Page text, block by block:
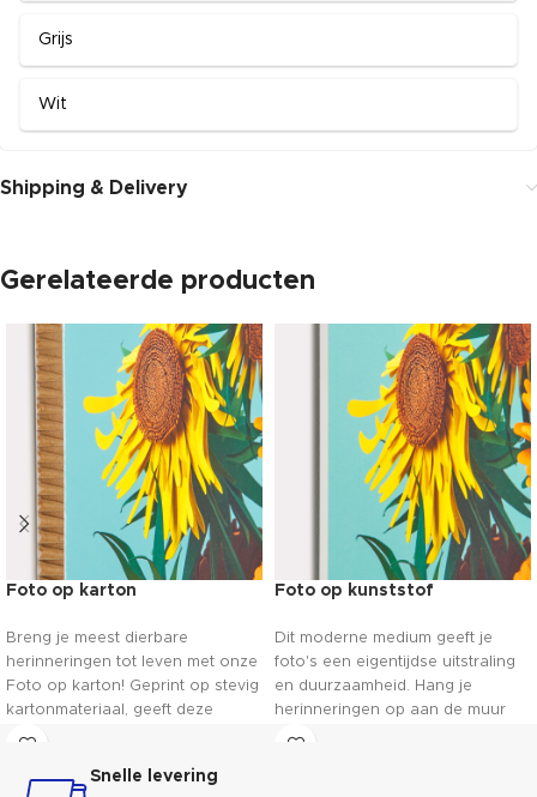
Grijs
Wit
Shipping & Delivery
Gerelateerde producten
Foto op karton
Breng je meest dierbare
herinneringen tot leven met onze
Foto op karton! Geprint op stevig
kartonmateriaal, geeft deze
unieke print een vintage touch
reis terug in de tijd en je kunt niet
Foto op kunststof
Dit moderne medium geeft je
foto's een eigentijdse uitstraling
en duurzaamheid. Hang je
herinneringen op aan de muur
met een stijlvolle en
Snelle levering